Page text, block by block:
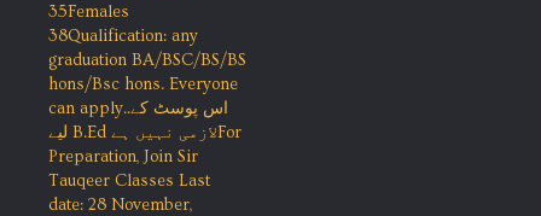
35Females
38Qualification: any
graduation BA/BSC/BS/BS
hons/Bsc hons. Everyone
can apply..اس پوسٹ کے
لیے B.Ed لازمی نہیں ہےFor
Preparation, Join Sir
Tauqeer Classes Last
date: 28 November,